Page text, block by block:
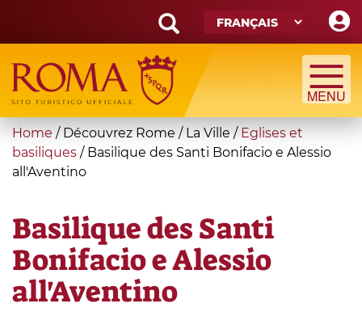
main
content
Search
form
Recherche
You
are
here
Home / Découvrez Rome / La Ville / Eglises et
basiliques / Basilique des Santi Bonifacio e Alessio
all'Aventino
Basilique des Santi
Bonifacio e Alessio
all'Aventino